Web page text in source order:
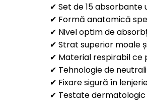
✔ Set de 15 absorbante
✔ Formă anatomică
✔ Nivel optim de
✔ Strat superior moale
✔ Material respirabil ce
✔ Tehnologie de
✔ Fixare sigură în
✔ Testate